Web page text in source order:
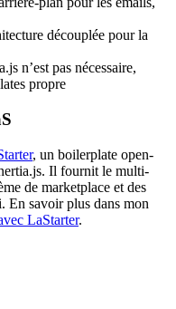
découplée pour la
n’est pas nécessaire,
propre
, un boilerplate open-
Il fournit le multi-
de marketplace et des
En savoir plus dans mon
LaStarter.